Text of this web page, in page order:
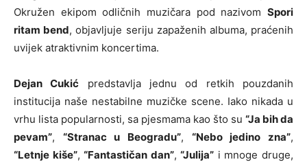
Okružen ekipom odličnih muzičara pod nazivom Spori
ritam bend, objavljuje seriju zapaženih albuma, praćenih
uvijek atraktivnim koncertima.
Dejan Cukić predstavlja jednu od retkih pouzdanih
institucija naše nestabilne muzičke scene. Iako nikada u
vrhu lista popularnosti, sa pjesmama kao što su “Ja bih da
pevam”, “Stranac u Beogradu”, “Nebo jedino zna”,
“Letnje kiše”,“Fantastičan dan”,“Julija” i mnoge druge,